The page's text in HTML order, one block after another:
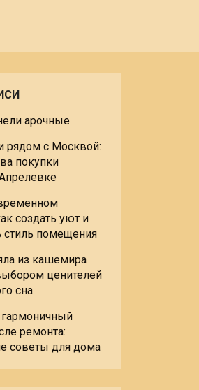
арочные
рядом с Москвой:
покупки
создать уют и
стиль помещения
из кашемира
ценителей
сна
гармоничный
ремонта:
советы для дома